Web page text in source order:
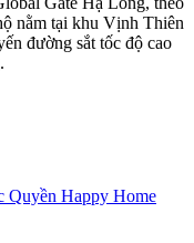
nằm tại khu Vịnh Thiên
đường sắt tốc độ cao
Quyền Happy Home